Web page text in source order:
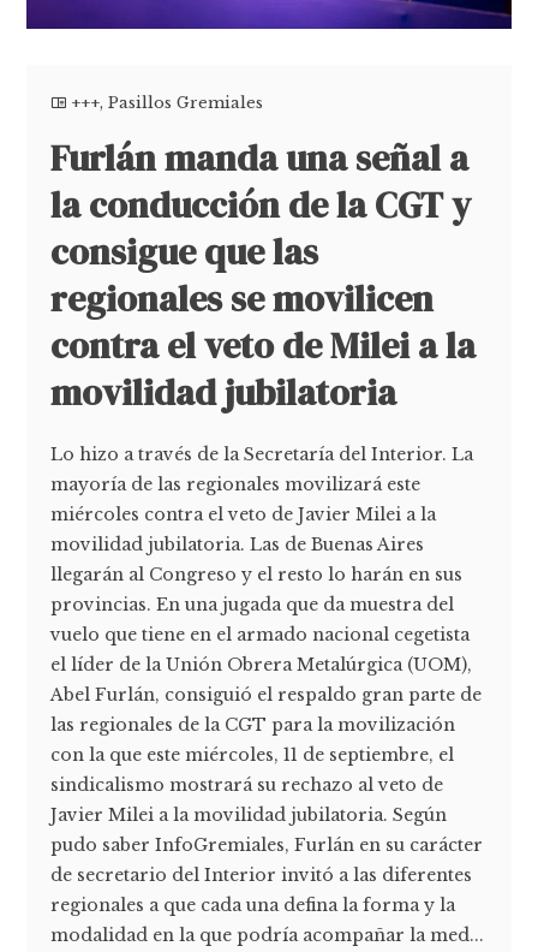
+++,Pasillos Gremiales
Furlán manda una señal a
la conducción de la CGT y
consigue que las
regionales se movilicen
contra el veto de Milei a la
movilidad jubilatoria
Lo hizo a través de la Secretaría del Interior. La
mayoría de las regionales movilizará este
miércoles contra el veto de Javier Milei a la
movilidad jubilatoria. Las de Buenas Aires
llegarán al Congreso y el resto lo harán en sus
provincias. En una jugada que da muestra del
vuelo que tiene en el armado nacional cegetista
el líder de la Unión Obrera Metalúrgica (UOM),
Abel Furlán, consiguió el respaldo gran parte de
las regionales de la CGT para la movilización
con la que este miércoles, 11 de septiembre, el
sindicalismo mostrará su rechazo al veto de
Javier Milei a la movilidad jubilatoria. Según
pudo saber InfoGremiales, Furlán en su carácter
de secretario del Interior invitó a las diferentes
regionales a que cada una defina la forma y la
modalidad en la que podría acompañar la med...